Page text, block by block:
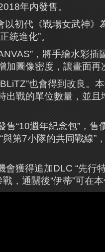
年內發售。
以初代《戰場女武神
統進化”。
，將手繪水彩插
加圖像密度，讓畫面再
也會得到改良。
出戰的單位數量，並
售“10週年紀念包”，
與第7小隊的共同戰線”
會獲得追加DLC “先行
，通關後“伊蒂”可在